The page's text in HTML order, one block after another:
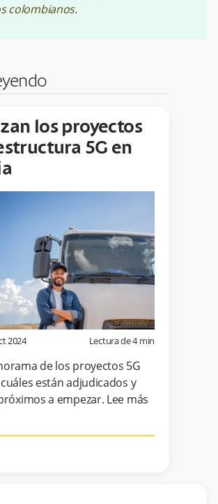
colombianos.
los proyectos
5G en
2024 Lectura de4min
de los proyectos 5G
están adjudicados y
a empezar. Lee más